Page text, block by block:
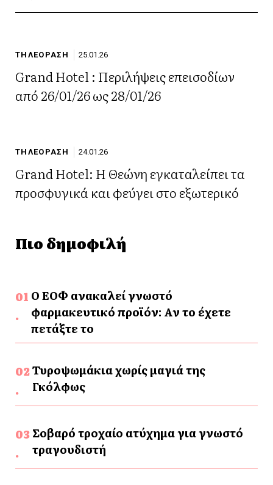
ΤΗΛΕΟΡΑΣΗ 25.01.26
Grand Hotel : Περιλήψεις επεισοδίων
από 26/01/26 ως 28/01/26
ΤΗΛΕΟΡΑΣΗ 24.01.26
Grand Hotel: Η Θεώνη εγκαταλείπει τα
προσφυγικά και φεύγει στο εξωτερικό
Πιο δημοφιλή
Ο ΕΟΦ ανακαλεί γνωστό
φαρμακευτικό προϊόν: Αν το έχετε
πετάξτε το
Τυροψωμάκια χωρίς μαγιά της
Γκόλφως
Σοβαρό τροχαίο ατύχημα για γνωστό
τραγουδιστή